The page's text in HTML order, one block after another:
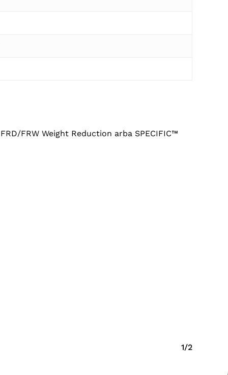
FRW Weight Reduction arba SPECIFIC™
1/2